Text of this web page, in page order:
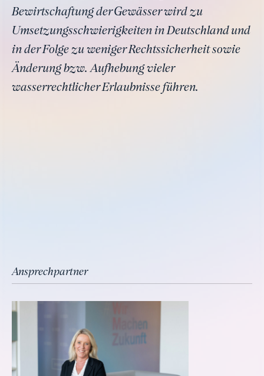
Bewirtschaftung der Gewässer wird zu
Umsetzungsschwierigkeiten in Deutschland und
in der Folge zu weniger Rechtssicherheit sowie
Änderung bzw. Aufhebung vieler
wasserrechtlicher Erlaubnisse führen.
Ansprechpartner